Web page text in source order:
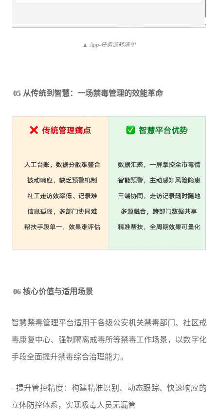
▲ App-任务流转清单
05 从传统到智慧：一场禁毒管理的效能革命
06 核心价值与适用场景
智慧禁毒管理平台适用于各级公安机关禁毒部门、社区戒
毒康复中心、强制隔离戒毒所等禁毒工作场景，以数字化
手段全面提升禁毒综合治理能力。
- 提升管控精度：构建精准识别、动态跟踪、快速响应的
立体防控体系，实现吸毒人员无漏管